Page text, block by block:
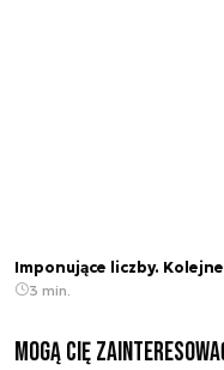
Imponujące liczby.
3 min.
Mogą Cię